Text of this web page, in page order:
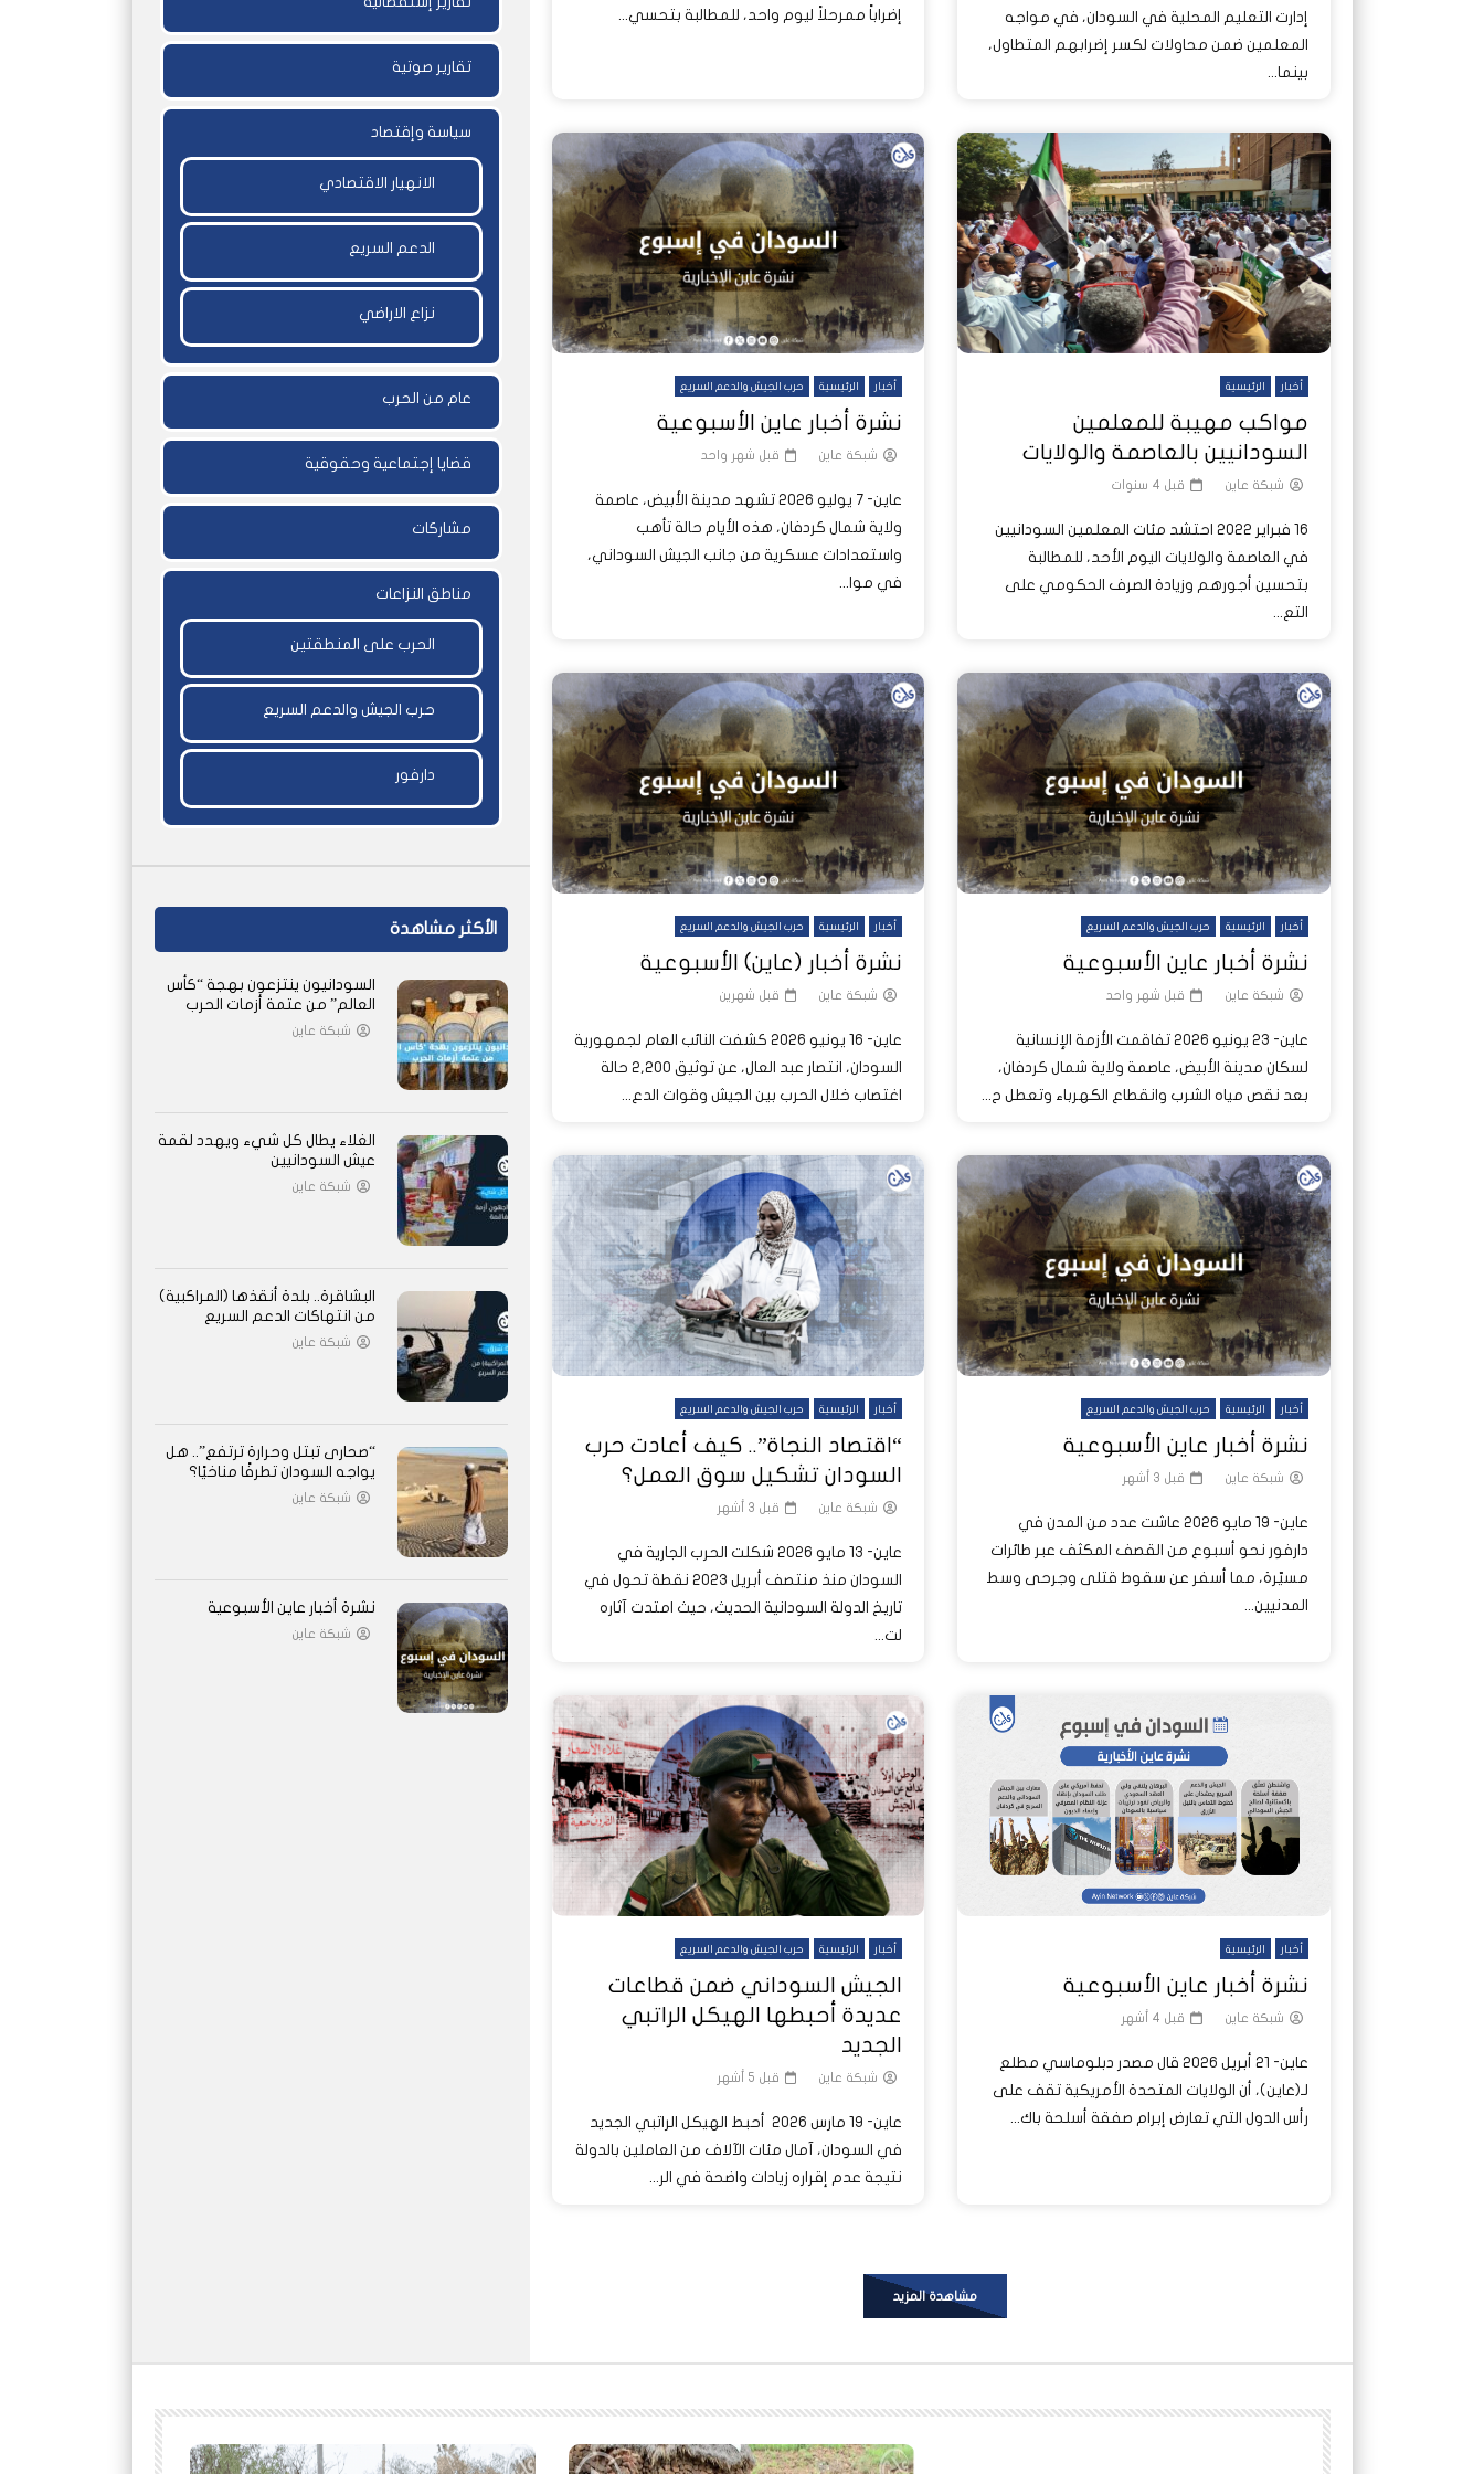
إدارت التعليم المحلية في السودان، في مواجه
المعلمين ضمن محاولات لكسر إضرابهم المتطاول،
بينما...
إضراباً ممرحلاً ليوم واحد، للمطالبة بتحسي...
أخبار الرئيسية
مواكب مهيبة للمعلمين
السودانيين بالعاصمة والولايات
شبكة عاين قبل 4 سنوات
16 فبراير 2022 احتشد مئات المعلمين السودانيين
في العاصمة والولايات اليوم الأحد، للمطالبة
بتحسين أجورهم وزيادة الصرف الحكومي على
التع...
أخبار الرئيسية حرب الجيش والدعم السريع
نشرة أخبار عاين الأسبوعية
شبكة عاين قبل شهر واحد
عاين- 7 يوليو 2026 تشهد مدينة الأبيض، عاصمة
ولاية شمال كردفان، هذه الأيام حالة تأهب
واستعدادات عسكرية من جانب الجيش السوداني،
في موا...
أخبار الرئيسية حرب الجيش والدعم السريع
نشرة أخبار عاين الأسبوعية
شبكة عاين قبل شهر واحد
عاين- 23 يونيو 2026 تفاقمت الأزمة الإنسانية
لسكان مدينة الأبيض، عاصمة ولاية شمال كردفان،
بعد نقص مياه الشرب وانقطاع الكهرباء وتعطل ح...
أخبار الرئيسية حرب الجيش والدعم السريع
نشرة أخبار (عاين) الأسبوعية
شبكة عاين قبل شهرين
عاين- 16 يونيو 2026 كشفت النائب العام لجمهورية
السودان، انتصار عبد العال، عن توثيق 2,200 حالة
اغتصاب خلال الحرب بين الجيش وقوات الدع...
أخبار الرئيسية حرب الجيش والدعم السريع
نشرة أخبار عاين الأسبوعية
شبكة عاين قبل 3 أشهر
عاين- 19 مايو 2026 عاشت عدد من المدن في
دارفور نحو أسبوع من القصف المكثف عبر طائرات
مسيّرة، مما أسفر عن سقوط قتلى وجرحى وسط
المدنيين...
أخبار الرئيسية حرب الجيش والدعم السريع
“اقتصاد النجاة”.. كيف أعادت حرب
السودان تشكيل سوق العمل؟
شبكة عاين قبل 3 أشهر
عاين- 13 مايو 2026 شكلت الحرب الجارية في
السودان منذ منتصف أبريل 2023 نقطة تحول في
تاريخ الدولة السودانية الحديث، حيث امتدت آثاره
لت...
أخبار الرئيسية
نشرة أخبار عاين الأسبوعية
شبكة عاين قبل 4 أشهر
عاين- 21 أبريل 2026 قال مصدر دبلوماسي مطلع
لـ(عاين)، أن الولايات المتحدة الأمريكية تقف على
رأس الدول التي تعارض إبرام صفقة أسلحة باك...
أخبار الرئيسية حرب الجيش والدعم السريع
الجيش السوداني ضمن قطاعات
عديدة أحبطها الهيكل الراتبي
الجديد
شبكة عاين قبل 5 أشهر
عاين- 19 مارس 2026 أحبط الهيكل الراتبي الجديد
في السودان، آمال مئات الآلاف من العاملين بالدولة
نتيجة عدم إقراره زيادات واضحة في الر...
مشاهدة المزيد
تقارير صوتية
سياسة وإقتصاد
الانهيار الاقتصادي
الدعم السريع
نزاع الاراضي
عام من الحرب
قضايا إجتماعية وحقوقية
مشاركات
مناطق النزاعات
الحرب على المنطقتين
حرب الجيش والدعم السريع
دارفور
الأكثر مشاهدة
السودانيون ينتزعون بهجة “كأس
العالم” من عتمة أزمات الحرب
شبكة عاين
الغلاء يطال كل شيء ويهدد لقمة
عيش السودانيين
شبكة عاين
البشاقرة.. بلدة أنقذها (المراكبية)
من انتهاكات الدعم السريع
شبكة عاين
“صحارى تبتل وحرارة ترتفع”.. هل
يواجه السودان تطرفًا مناخيًا؟
شبكة عاين
نشرة أخبار عاين الأسبوعية
شبكة عاين